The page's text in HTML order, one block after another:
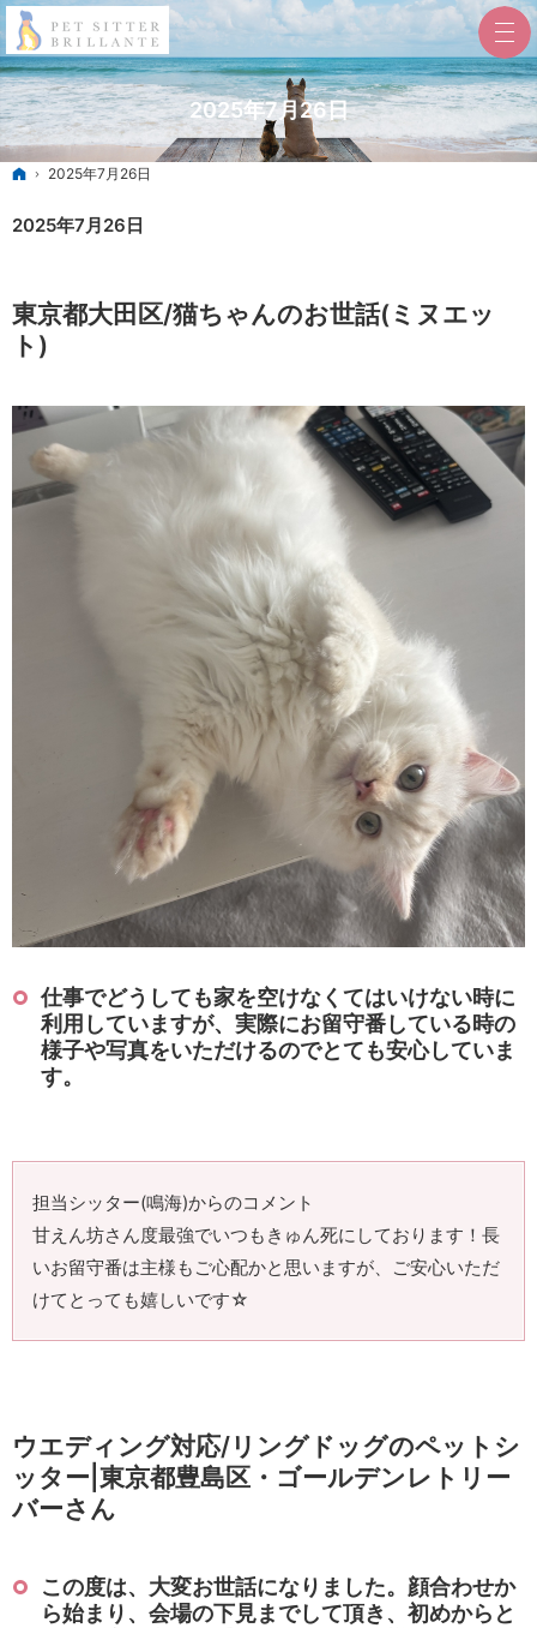
2025年7月26日
ホーム
2025年7月26日
2025年7月26日
東京都大田区/猫ちゃんのお世話(ミヌエッ
ト)
仕事でどうしても家を空けなくてはいけない時に
利用していますが、実際にお留守番している時の
様子や写真をいただけるのでとても安心していま
す。
担当シッター(鳴海)からのコメント
甘えん坊さん度最強でいつもきゅん死にしております！長
いお留守番は主様もご心配かと思いますが、ご安心いただ
けてとっても嬉しいです☆
ウエディング対応/リングドッグのペットシ
ッター|東京都豊島区・ゴールデンレトリー
バーさん
この度は、大変お世話になりました。顔合わせか
ら始まり、会場の下見までして頂き、初めからと